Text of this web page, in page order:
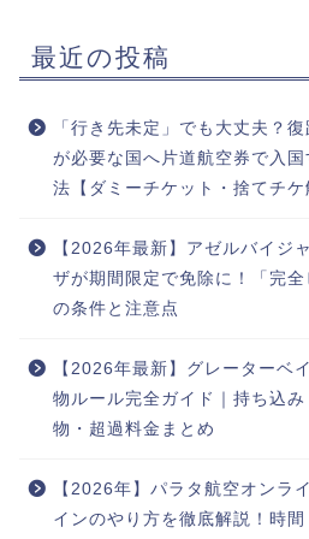
最近の投稿
「行き先未定」でも大丈夫？復
が必要な国へ片道航空券で入
法【ダミーチケット・捨てチケ
【2026年最新】アゼルバイジ
ザが期間限定で免除に！「完全
の条件と注意点
【2026年最新】グレーターベ
物ルール完全ガイド｜持ち込
物・超過料金まとめ
【2026年】パラタ航空オンラ
インのやり方を徹底解説！時間